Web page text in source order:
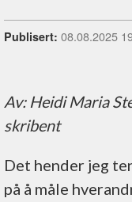
Publisert: 08.08.2025
Av: Heidi Maria
skribent
Det hender jeg
på å måle